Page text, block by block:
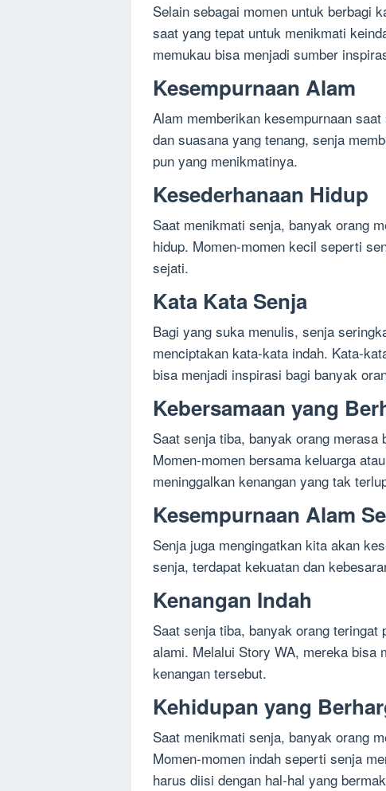
Selain sebagai momen untuk berbagi
saat yang tepat untuk menikmati
memukau bisa menjadi sumber
Kesempurnaan Alam
Alam memberikan kesempurnaan
dan suasana yang tenang, senja
pun yang menikmatinya.
Kesederhanaan Hidup
Saat menikmati senja, banyak orang
hidup. Momen-momen kecil seperti
sejati.
Kata Kata Senja
Bagi yang suka menulis, senja
menciptakan kata-kata indah. Kata-
bisa menjadi inspirasi bagi banyak
Kebersamaan yang
Saat senja tiba, banyak orang merasa
Momen-momen bersama keluarga
meninggalkan kenangan yang tak
Kesempurnaan Alam
Senja juga mengingatkan kita akan
senja, terdapat kekuatan dan
Kenangan Indah
Saat senja tiba, banyak orang teringat
alami. Melalui Story WA, mereka bisa
kenangan tersebut.
Kehidupan yang
Saat menikmati senja, banyak orang
Momen-momen indah seperti senja
harus diisi dengan hal-hal yang